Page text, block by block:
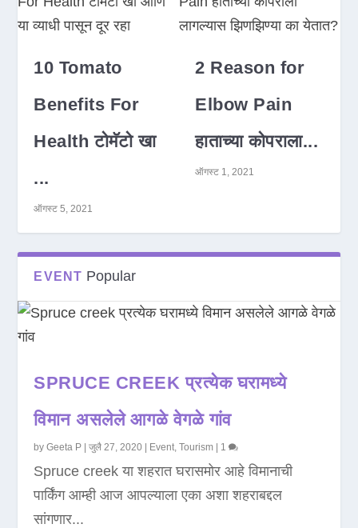
10 Tomato
Benefits For
Health टोमॅटो खा
...
ऑगस्ट 5, 2021
2 Reason for
Elbow Pain
हाताच्या कोपराला...
ऑगस्ट 1, 2021
EVENT Popular
SPRUCE CREEK प्रत्येक घरामध्ये
विमान असलेले आगळे वेगळे गांव
byGeeta P |जुलै 27, 2020 Event,Tourism 1
Spruce creek या शहरात घरासमोर आहे विमानाची
पार्किंग आम्ही आज आपल्याला एका अशा शहराबद्दल
सांगणार...